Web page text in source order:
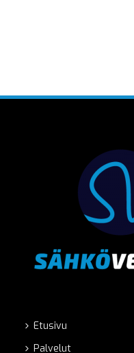
Etusivu
Palvelut